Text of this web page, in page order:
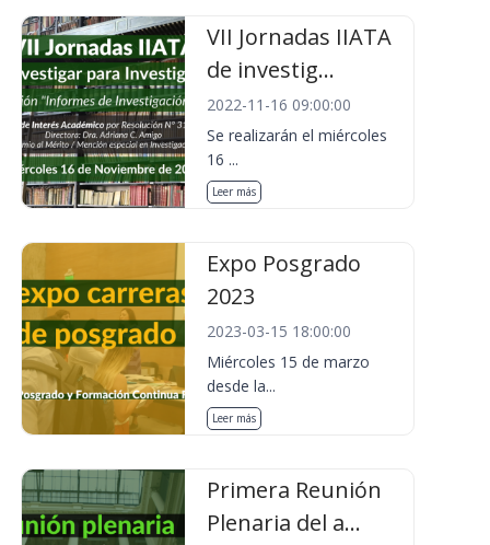
VII Jornadas IIATA
de investig...
2022-11-16 09:00:00
Se realizarán el miércoles
16 ...
Leer más
Expo Posgrado
2023
2023-03-15 18:00:00
Miércoles 15 de marzo
desde la...
Leer más
Primera Reunión
Plenaria del a...